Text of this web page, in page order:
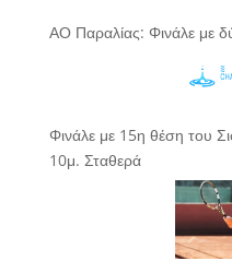
ΑΟ Παραλίας: Φινάλε με
Φινάλε με 15η θέση του
10μ. Σταθερά